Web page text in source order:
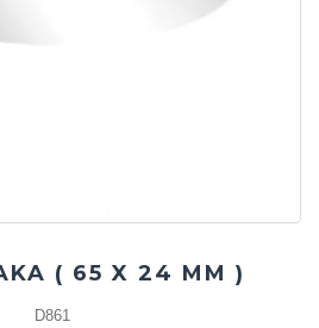
( 65 X 24 MM )
D861